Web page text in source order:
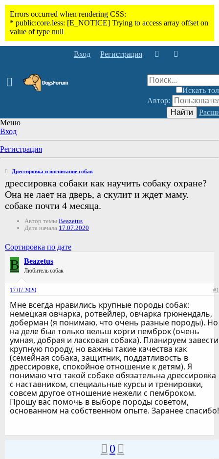
Вход Регистрация
Искать
Автор:
Найти
Меню
Вход
Регистрация
Дрессировка и воспитание собак
дрессировка собаки как научить собаку охране?
Она не лает на дверь, а скулит и ждет маму.
собаке почти 4 месяца.
Автор темы Beazetus
Дата начала 17.07.2020
Сортировка по дате
B Beazetus
Любитель собак
17.07.2020 #1
Мне всегда нравились крупные породы собак:
немецкая овчарка, ротвейлер, овчарка грюнендаль,
доберман (я понимаю, что очень разные породы). Но
на деле был только вельш корги пемброк (очень
умная, добрая и ласковая собака). Планируем завести
крупную породу, но важны такие качества как
(семейная собака, защитник, поддатливость в
дрессировке, спокойное отношение к детям). Я
понимаю что такой собаке обязательна дрессировка
с наставником, специальные курсы и тренировки,
совсем другое отношение нежели с пемброком.
Прошу вас помочь в выборе породы советом,
основанном на собственном опыте. Заранее спасибо!
0